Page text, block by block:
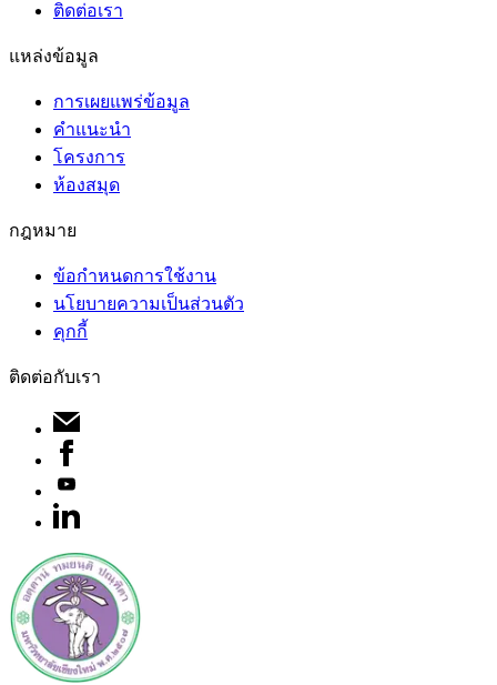
ติดต่อเรา
แหล่งข้อมูล
การเผยแพร่ข้อมูล
คำแนะนำ
โครงการ
ห้องสมุด
กฎหมาย
ข้อกำหนดการใช้งาน
นโยบายความเป็นส่วนตัว
คุกกี้
ติดต่อกับเรา